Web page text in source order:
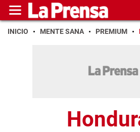
INICIO MENTE SANA PREMIUM